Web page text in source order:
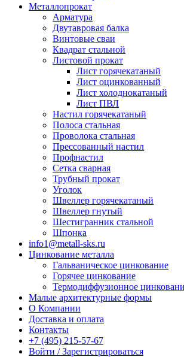
Металлопрокат
Арматура
Двутавровая балка
Винтовые сваи
Квадрат стальной
Листовой прокат
Лист горячекатаный
Лист оцинкованный
Лист холоднокатаный
Лист ПВЛ
Настил горячекатаный
Полоса стальная
Проволока стальная
Прессованный настил
Профнастил
Сетка сварная
Трубный прокат
Уголок
Швеллер горячекатаный
Швеллер гнутый
Шестигранник стальной
Шпонка
info1@metall-sks.ru
Цинкование металла
Гальваническое цинкование
Горячее цинкование
Термодиффузионное
Малые архитектурные формы
О Компании
Доставка и оплата
Контакты
+7 (495) 215-57-67
Войти / Зарегистрироваться